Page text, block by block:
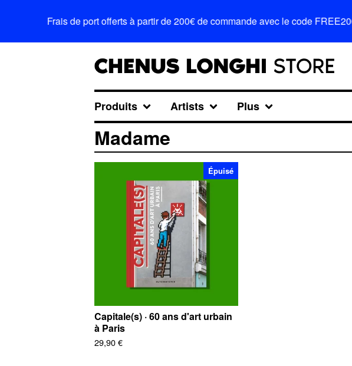
Frais de port offerts à partir de 200€ de commande avec le code FREE200
Produits Artists Plus
Madame
Épuisé
Capitale(s) · 60 ans d'art urbain
à Paris
29,90€